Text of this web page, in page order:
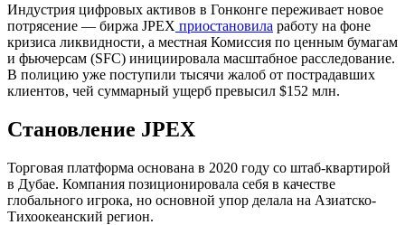
Индустрия цифровых активов в Гонконге переживает новое
потрясение — биржа JPEX приостановила работу на фоне
кризиса ликвидности, а местная Комиссия по ценным бумагам
и фьючерсам (SFC) инициировала масштабное расследование.
В полицию уже поступили тысячи жалоб от пострадавших
клиентов, чей суммарный ущерб превысил $152 млн.
Становление JPEX
Торговая платформа основана в 2020 году со штаб-квартирой
в Дубае. Компания позиционировала себя в качестве
глобального игрока, но основной упор делала на Азиатско-
Тихоокеанский регион.